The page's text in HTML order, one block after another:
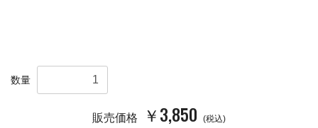
数量
販売価格 ￥3,850 (税込)